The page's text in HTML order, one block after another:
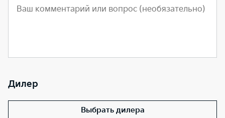
Дилер
Выбрать дилера